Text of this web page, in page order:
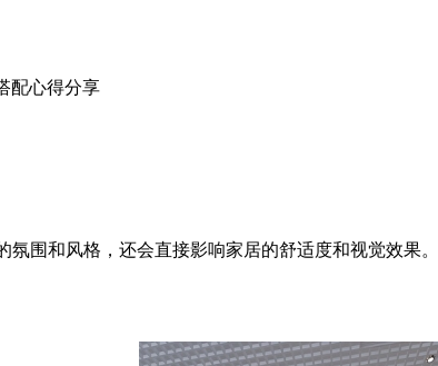
配心得分享
围和风格，还会直接影响家居的舒适度和视觉效果。